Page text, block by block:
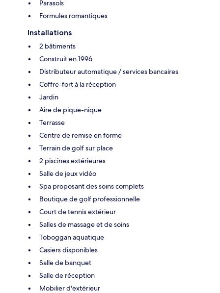
Parasols
Formules romantiques
Installations
2 bâtiments
Construit en 1996
Distributeur automatique / services bancaires
Coffre-fort à la réception
Jardin
Aire de pique-nique
Terrasse
Centre de remise en forme
Terrain de golf sur place
2 piscines extérieures
Salle de jeux vidéo
Spa proposant des soins complets
Boutique de golf professionnelle
Court de tennis extérieur
Salles de massage et de soins
Toboggan aquatique
Casiers disponibles
Salle de banquet
Salle de réception
Mobilier d'extérieur